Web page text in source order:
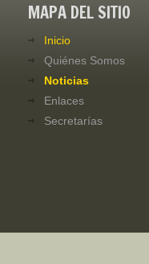
MAPA DEL SITIO
Inicio
Quiénes Somos
Noticias
Enlaces
Secretarías